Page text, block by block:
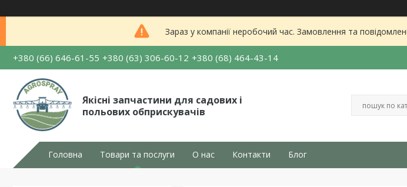
Зараз у компанії неробочий час. Замовлення та
+380 (66) 646-61-55 +380 (63) 306-60-12 +380 (68) 464-43-14
Якісні запчастини для садових і
польових обприскувачів
Головна Товари та послуги О нас Контакти Блог